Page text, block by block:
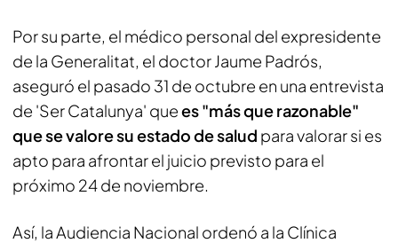
Por su parte, el médico personal del expresidente
de la Generalitat, el doctor Jaume Padrós,
aseguró el pasado 31 de octubre en una entrevista
de 'Ser Catalunya' quees "más que razonable"
que se valore su estado de salud para valorar si es
apto para afrontar el juicio previsto para el
próximo 24 de noviembre.
Así, la Audiencia Nacional ordenó a la Clínica